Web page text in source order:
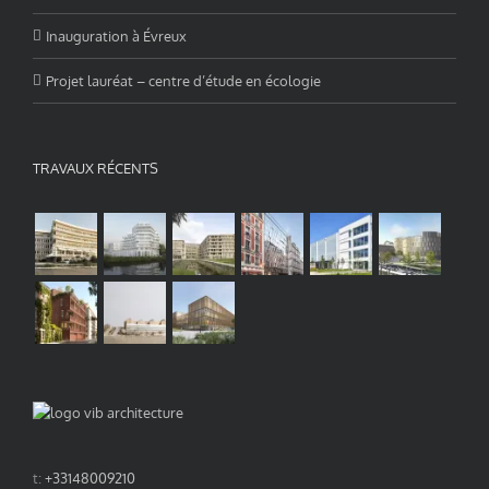
Inauguration à Évreux
Projet lauréat – centre d’étude en écologie
TRAVAUX RÉCENTS
t: +33148009210